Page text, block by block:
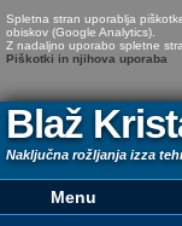
Spletna stran uporablja
obiskov (Google Analytics).
Z nadaljno uporabo spletne
Piškotki in njihova uporaba
Blaž
Naključna rožljanja izza